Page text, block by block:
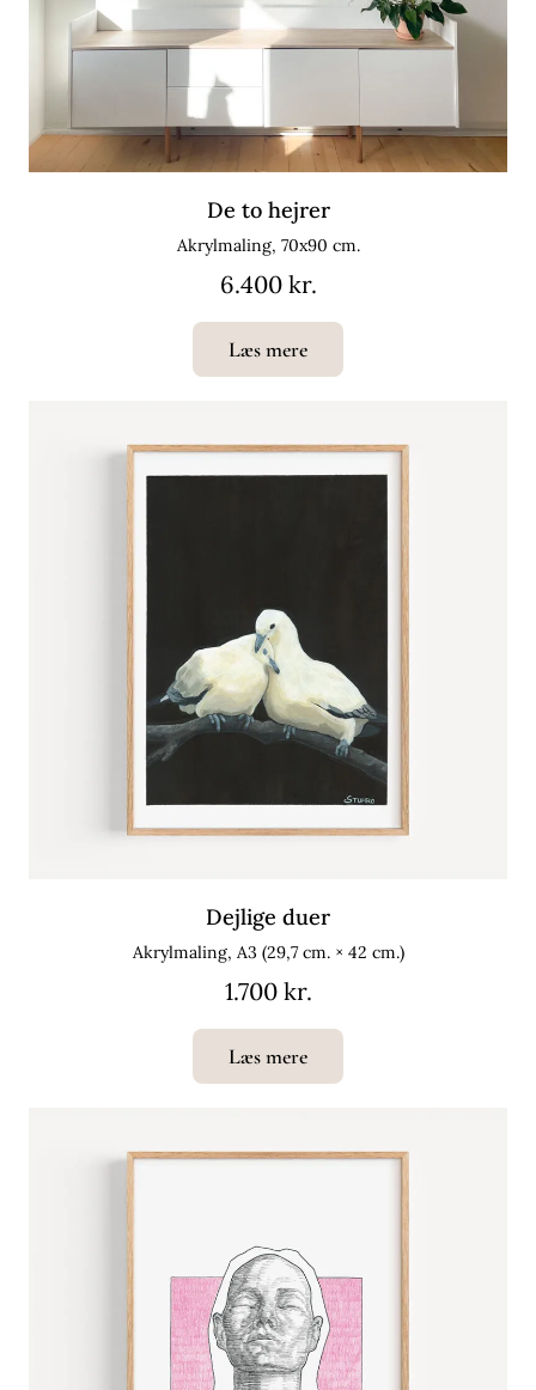
De to hejrer
Akrylmaling, 70x90 cm.
6.400 kr.
Læs mere
Dejlige duer
Akrylmaling, A3 (29,7 cm. × 42 cm.)
1.700 kr.
Læs mere